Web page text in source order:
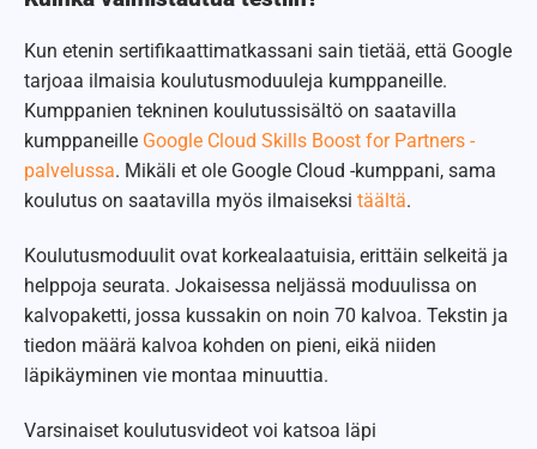
Kun etenin sertifikaattimatkassani sain tietää, että Google
tarjoaa ilmaisia ​​koulutusmoduuleja kumppaneille.
Kumppanien tekninen koulutussisältö on saatavilla
kumppaneille Google Cloud Skills Boost for Partners -
palvelussa. Mikäli et ole Google Cloud -kumppani, sama
koulutus on saatavilla myös ilmaiseksi täältä.
Koulutusmoduulit ovat korkealaatuisia, erittäin selkeitä ja
helppoja seurata. Jokaisessa neljässä moduulissa on
kalvopaketti, jossa kussakin on noin 70 kalvoa. Tekstin ja
tiedon määrä kalvoa kohden on pieni, eikä niiden
läpikäyminen vie montaa minuuttia.
Varsinaiset koulutusvideot voi katsoa läpi